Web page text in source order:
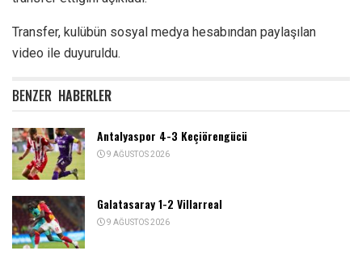
Transfer, kulübün sosyal medya hesabından paylaşılan
video ile duyuruldu.
BENZER HABERLER
Antalyaspor 4-3 Keçiörengücü
9 AĞUSTOS 2026
Galatasaray 1-2 Villarreal
9 AĞUSTOS 2026